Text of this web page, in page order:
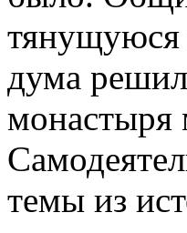
тянущуюся
дума
монастыря
темы из